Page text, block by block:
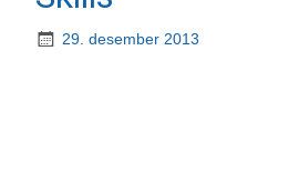
29. desember 2013